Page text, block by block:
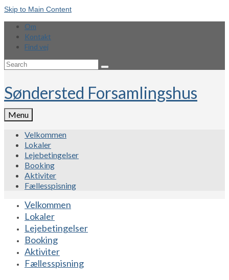
Skip to Main Content
Om
Kontakt
Find vej
Search
Søndersted Forsamlingshus
Menu
Velkommen
Lokaler
Lejebetingelser
Booking
Aktiviter
Fællesspisning
Velkommen
Lokaler
Lejebetingelser
Booking
Aktiviter
Fællesspisning